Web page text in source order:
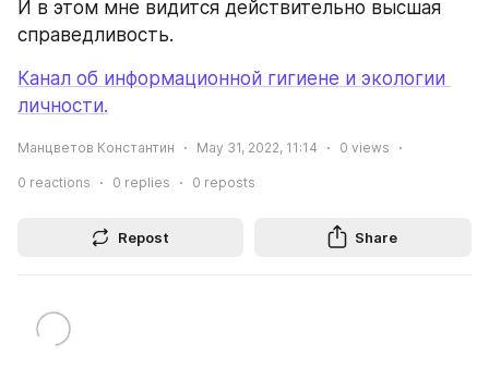
И в этом мне видится действительно высшая
справедливость.
Канал об информационной гигиене и экологии
личности.
Манцветов Константин May 31, 2022, 11:14 0 views
0 reactions 0 replies 0 reposts
Repost Share